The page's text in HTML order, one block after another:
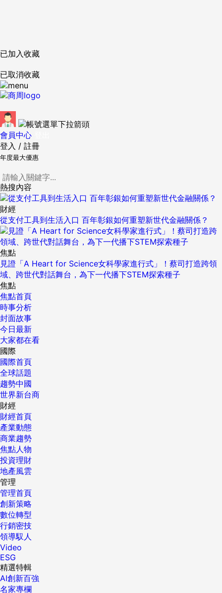
已加入收藏
已取消收藏
會員中心
登入 / 註冊
年度最大優惠
熱搜內容
財經
從支付工具到生活入口 百年彰銀如何重塑新世代金融關係？
焦點
見證「A Heart for Science女科學家進行式」！蔡司打造跨領
域、跨世代對話舞台，為下一代播下STEM探索種子
焦點
焦點首頁
時事分析
封面故事
今日最新
大家都在看
國際
國際首頁
全球話題
趨勢中國
世界新台商
財經
財經首頁
產業動態
商業趨勢
焦點人物
投資理財
地產風雲
管理
管理首頁
創新策略
數位轉型
行銷密技
領導馭人
Video
ESG
精選特輯
AI創新百強
名家專欄